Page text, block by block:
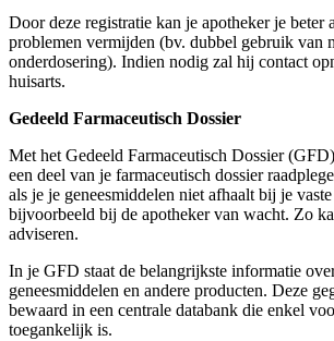
Door deze registratie kan je apotheker je beter
problemen vermijden (bv. dubbel gebruik van
onderdosering). Indien nodig zal hij contact
huisarts.
Gedeeld Farmaceutisch Dossier
Met het Gedeeld Farmaceutisch Dossier
een deel van je farmaceutisch dossier
als je je geneesmiddelen niet afhaalt bij je
bijvoorbeeld bij de apotheker van wacht. Zo
adviseren.
In je GFD staat de belangrijkste informatie
geneesmiddelen en andere producten. Deze
bewaard in een centrale databank die enkel
toegankelijk is.